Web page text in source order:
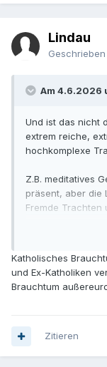
Lindau
Geschrieben
Am 4.6.2026
Und ist das nicht
extrem reiche,
hochkomplexe
Z.B. meditatives
präsent, aber die
Fremde Trachten
unseren
Für die
völlig normal und
wundern würde,
Katholisches
und Ex-Katholiken
Brauchtum
Zitieren